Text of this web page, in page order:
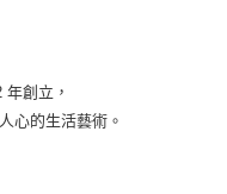
創立，
心的生活藝術。